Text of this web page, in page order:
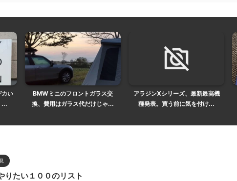
カい
...
BMWミニのフロントガラス交
換、費用はガラス代だけじゃ...
アラジンXシリーズ、最新最高機
種発表。買う前に気を付け...
りたい１００のリスト